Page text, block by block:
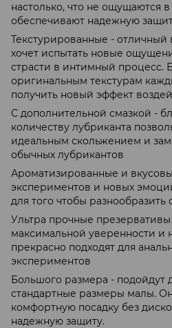
настолько, что не ощущаются
обеспечивают надежную
Текстурированные - отличный
хочет испытать новые
страсти в интимный процесс.
оригинальным текстурам
получить новый эффект
С дополнительной смазкой -
количеству лубриканта
идеальным скольжением и
обычных лубрикантов
Ароматизированные и
экспериментов и новых
для того чтобы разнообразить
Ультра прочные
максимальной уверенности и
прекрасно подходят для
экспериментов
Большого размера - подойдут
стандартные размеры малы.
комфортную посадку без
надежную защиту.